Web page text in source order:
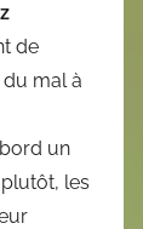
de
mal à
un
les